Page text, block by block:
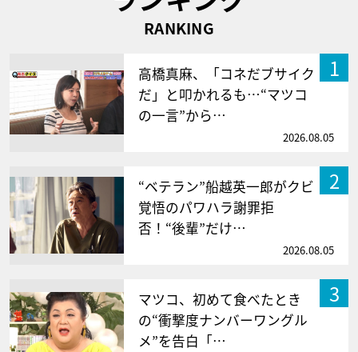
RANKING
1
高橋真麻、「コネだブサイク
だ」と叩かれるも…“マツコ
の一言”から…
2026.08.05
2
“ベテラン”船越英一郎がクビ
覚悟のパワハラ謝罪拒
否！“後輩”だけ…
2026.08.05
3
マツコ、初めて食べたとき
の“衝撃度ナンバーワングル
メ”を告白「…